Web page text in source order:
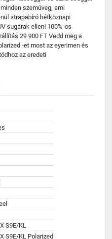
szemüveg, ami
strapabíró hétköznapi
sugarak elleni 100%-os
29 900 FT Vedd meg a
-et most az eyerimen és
az eredeti
S9E/KL
S9E/KL Polarized